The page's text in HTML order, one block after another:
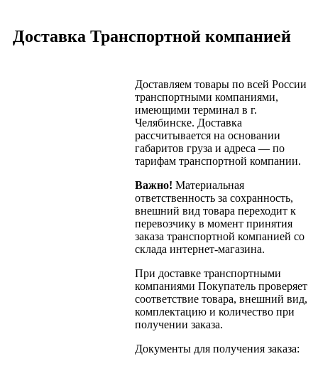
Доставка Транспортной компанией
Доставляем товары по всей России
транспортными компаниями,
имеющими терминал в г.
Челябинске. Доставка
рассчитывается на основании
габаритов груза и адреса — по
тарифам транспортной компании.
Важно! Материальная
ответственность за сохранность,
внешний вид товара переходит к
перевозчику в момент принятия
заказа транспортной компанией со
склада интернет-магазина.
При доставке транспортными
компаниями Покупатель проверяет
соответствие товара, внешний вид,
комплектацию и количество при
получении заказа.
Документы для получения заказа: